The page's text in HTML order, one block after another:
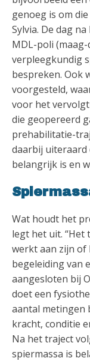
genoeg is om
Sylvia. De dag
MDL-poli
verpleegkundig
bespreken. Ook
voorgesteld,
voor het
die geopereerd
prehabilitatie-
daarbij uiteraard
belangrijk is en
Wat houdt het
legt het uit. “Het
werkt aan zijn of
begeleiding van
aangesloten bij
doet een
aantal metingen
kracht, conditie
Na het traject
spiermassa is